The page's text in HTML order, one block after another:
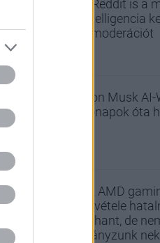
A Reddit is a
intelligencia
a moderációt
Elon Musk
hónapok óta
Az AMD
bevétele
zuhant, de
hiányzunk